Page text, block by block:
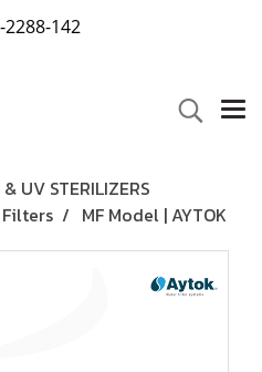
2288-142
UV STERILIZERS
MF Model | AYTOK